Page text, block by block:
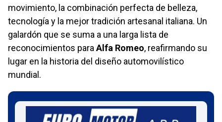
movimiento, la combinación perfecta de belleza,
tecnología y la mejor tradición artesanal italiana. Un
galardón que se suma a una larga lista de
reconocimientos para Alfa Romeo, reafirmando su
lugar en la historia del diseño automovilístico
mundial.